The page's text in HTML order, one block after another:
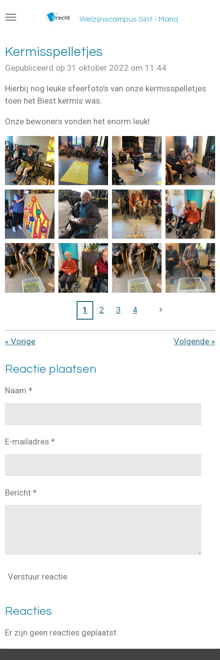
direct
de
hoofdinhoud
Welzijnscampus Sint - Maria
Kermisspelletjes
Gepubliceerd op 31 oktober 2022 om 11:44
Hierbij nog leuke sfeerfoto’s van onze kermisspelletjes
toen het Biest kermis was.
Onze bewoners vonden het enorm leuk!
1 2 3 4
« Vorige Volgende »
Reactie plaatsen
Naam *
E-mailadres *
Bericht *
Verstuur reactie
Reacties
Er zijn geen reacties geplaatst.